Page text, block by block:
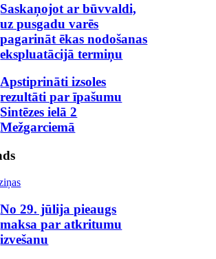
Saskaņojot ar būvvaldi,
uz pusgadu varēs
pagarināt ēkas nodošanas
ekspluatācijā termiņu
Apstiprināti izsoles
rezultāti par īpašumu
Sintēzes ielā 2
Mežgarciemā
No 29. jūlija pieaugs
maksa par atkritumu
izvešanu